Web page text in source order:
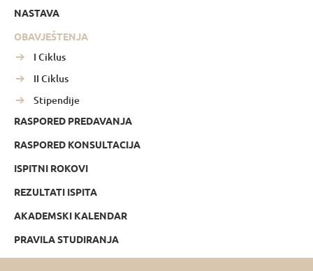
NASTAVA
OBAVJEŠTENJA
I Ciklus
II Ciklus
Stipendije
RASPORED PREDAVANJA
RASPORED KONSULTACIJA
ISPITNI ROKOVI
REZULTATI ISPITA
AKADEMSKI KALENDAR
PRAVILA STUDIRANJA